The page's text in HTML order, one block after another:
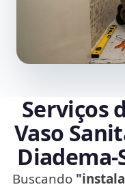
Serviços
Vaso
Buscando